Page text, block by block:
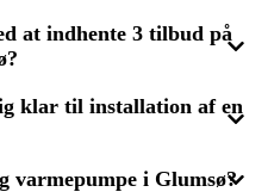
opvarmningskrav og
luft til vand varmepumpe
at få 3 tilbud kan du
løsning til din bolig i
at indhente 3 tilbud på
du priser fra forskellige
og varmepumpeservice i
for at finde den bedste pris og
klar til installation af en
mest velegnede
varmepumpe i Glumsø?